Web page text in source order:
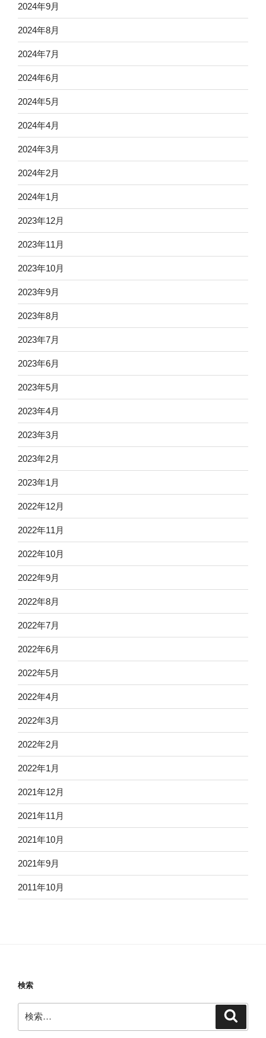
2024年9月
2024年8月
2024年7月
2024年6月
2024年5月
2024年4月
2024年3月
2024年2月
2024年1月
2023年12月
2023年11月
2023年10月
2023年9月
2023年8月
2023年7月
2023年6月
2023年5月
2023年4月
2023年3月
2023年2月
2023年1月
2022年12月
2022年11月
2022年10月
2022年9月
2022年8月
2022年7月
2022年6月
2022年5月
2022年4月
2022年3月
2022年2月
2022年1月
2021年12月
2021年11月
2021年10月
2021年9月
2011年10月
検索
索: